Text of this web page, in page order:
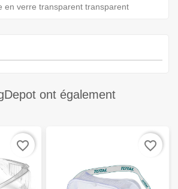
en verre transparent transparent
ont également
favorite_border favorite_border